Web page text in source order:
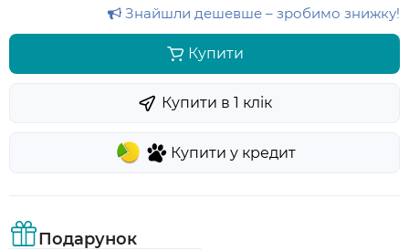
Подарунок
Знайшли дешевше – зробимо знижку!
Купити
Купити у кредит
Купити в 1 клiк